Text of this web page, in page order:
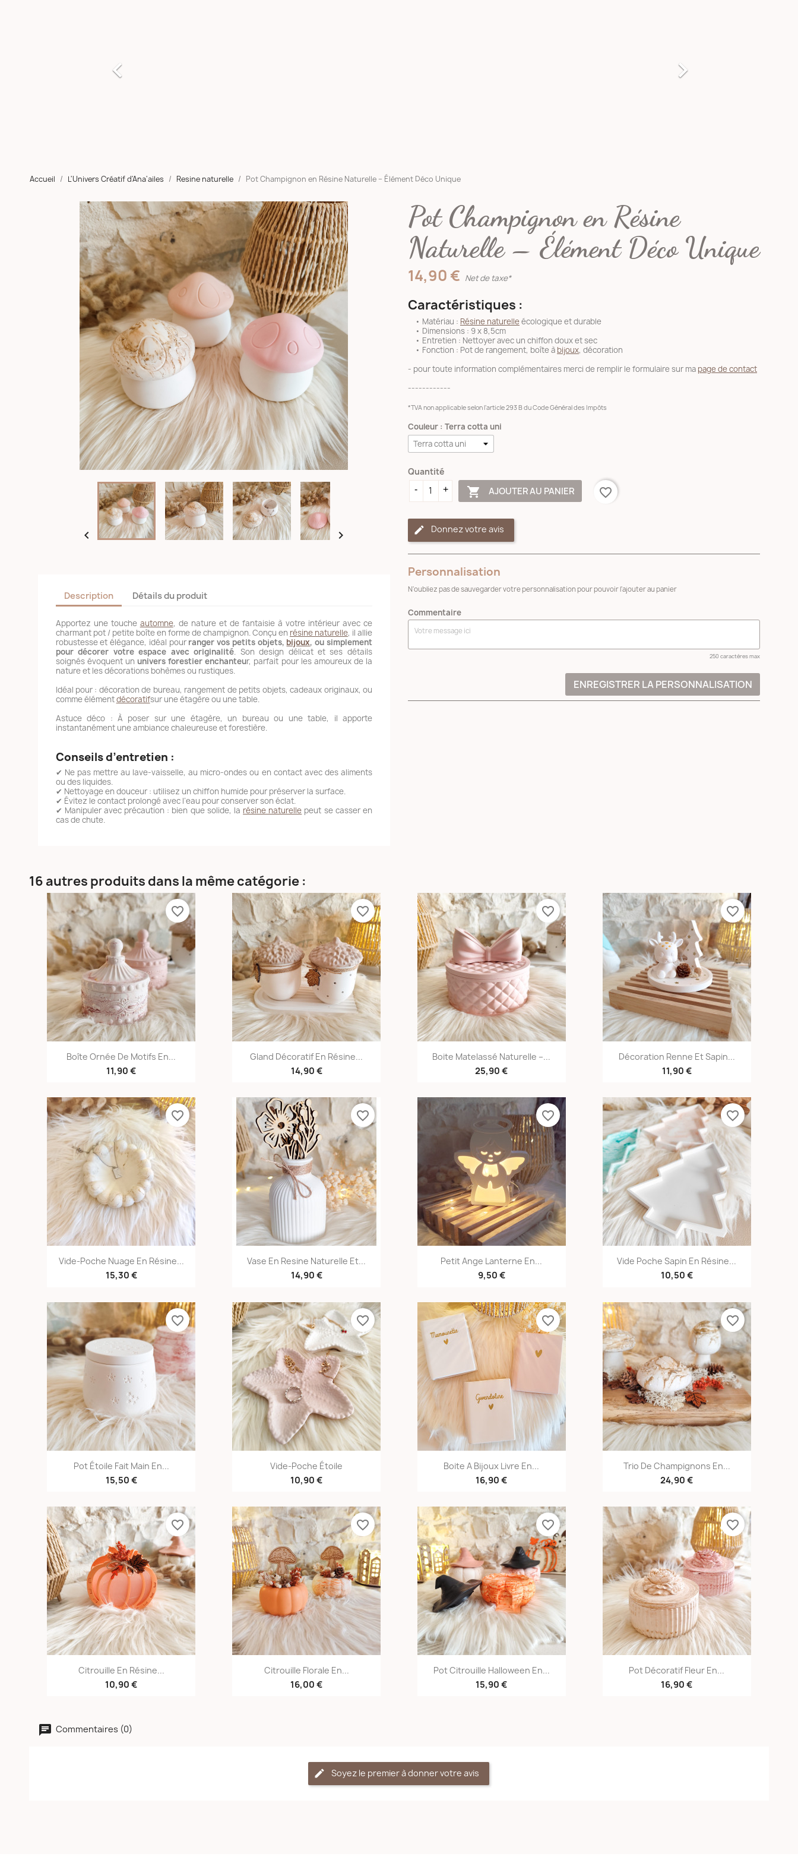
 
Accueil L'Univers Créatif d'Ana'ailes Resine naturelle Pot Champignon en Résine Naturelle – Élément Déco Unique
 
Description Détails du produit
Apportez une touche automne, de nature et de fantaisie à votre intérieur avec ce
charmant pot / petite boîte en forme de champignon. Conçu en résine naturelle, il allie
robustesse et élégance, idéal pour ranger vos petits objets, bijoux, ou simplement
pour décorer votre espace avec originalité. Son design délicat et ses détails
soignés évoquent un univers forestier enchanteur, parfait pour les amoureux de la
nature et les décorations bohèmes ou rustiques.
Idéal pour : décoration de bureau, rangement de petits objets, cadeaux originaux, ou
comme élémentdécoratifsur une étagère ou une table.
Astuce déco : À poser sur une étagère, un bureau ou une table, il apporte
instantanément une ambiance chaleureuse et forestière.
Conseils d’entretien :
✔ Ne pas mettre au lave-vaisselle, au micro-ondes ou en contact avec des aliments
ou des liquides.
✔ Nettoyage en douceur : utilisez un chiffon humide pour préserver la surface.
✔ Évitez le contact prolongé avec l’eau pour conserver son éclat.
✔ Manipuler avec précaution : bien que solide, la résine naturelle peut se casser en
cas de chute.
Pot Champignon en Résine
Naturelle – Élément Déco Unique
14,90 € Net de taxe*
Caractéristiques :
• Matériau : Résine naturelleécologique et durable
• Dimensions : 9 x 8,5cm
• Entretien : Nettoyer avec un chiffon doux et sec
• Fonction : Pot de rangement, boîte à bijoux, décoration
- pour toute information complémentaires merci de remplir le formulaire sur ma page de contact
------------
*TVA non applicable selon l’article 293 B du Code Général des Impôts
Couleur : Terra cotta uni
Quantité
 AJOUTER AU PANIER favorite_border
Donnez votre avis
Personnalisation
N'oubliez pas de sauvegarder votre personnalisation pour pouvoir l'ajouter au panier
Commentaire
250 caractères max
ENREGISTRER LA PERSONNALISATION
16 autres produits dans la même catégorie :
Aperçu rapide
Boîte Ornée De Motifs En...
11,90 €
favorite_border
Aperçu rapide
Gland Décoratif En Résine...
14,90 €
favorite_border
Aperçu rapide
Boite Matelassé Naturelle –...
25,90 €
favorite_border
Aperçu rapide
Décoration Renne Et Sapin...
11,90 €
favorite_border
Aperçu rapide
Vide-Poche Nuage En Résine...
15,30 €
favorite_border
 Aperçu rapide
Vase En Resine Naturelle Et...
14,90 €
favorite_border
Aperçu rapide
Petit Ange Lanterne En...
9,50 €
favorite_border
Aperçu rapide
Vide Poche Sapin En Résine...
10,50 €
favorite_border
Aperçu rapide
Pot Étoile Fait Main En...
15,50 €
favorite_border
Aperçu rapide
Vide-Poche Étoile
10,90 €
favorite_border
 Aperçu rapide
Boite A Bijoux Livre En...
16,90 €
favorite_border
Aperçu rapide
Trio De Champignons En...
24,90 €
favorite_border
Aperçu rapide
Citrouille En Résine...
10,90 €
favorite_border
Aperçu rapide
Citrouille Florale En...
16,00 €
favorite_border
Aperçu rapide
Pot Citrouille Halloween En...
15,90 €
favorite_border
Aperçu rapide
Pot Décoratif Fleur En...
16,90 €
favorite_border
Commentaires (0)
Soyez le premier à donner votre avis